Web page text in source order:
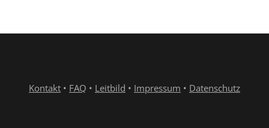
Kontakt • FAQ • Leitbild • Impressum • Datenschutz